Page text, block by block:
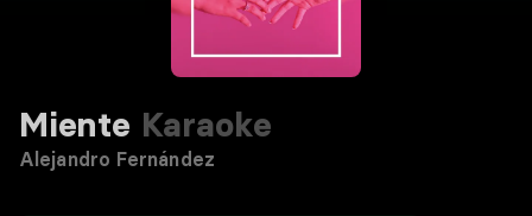
Miente Karaoke
Alejandro Fernández